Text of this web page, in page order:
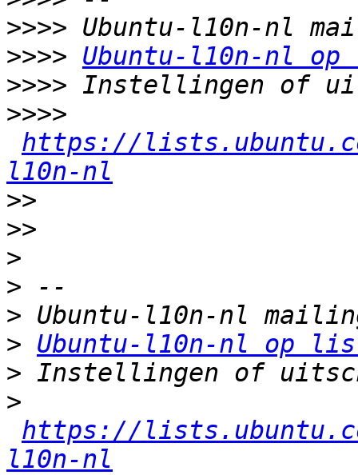
>>>>
>>>> Ubuntu-l10n-nl
>>>>
>>>>
https://
l10n-nl
>>
>>
>
>
>
> Ubuntu-l10n-nl op
>
>
https://
l10n-nl